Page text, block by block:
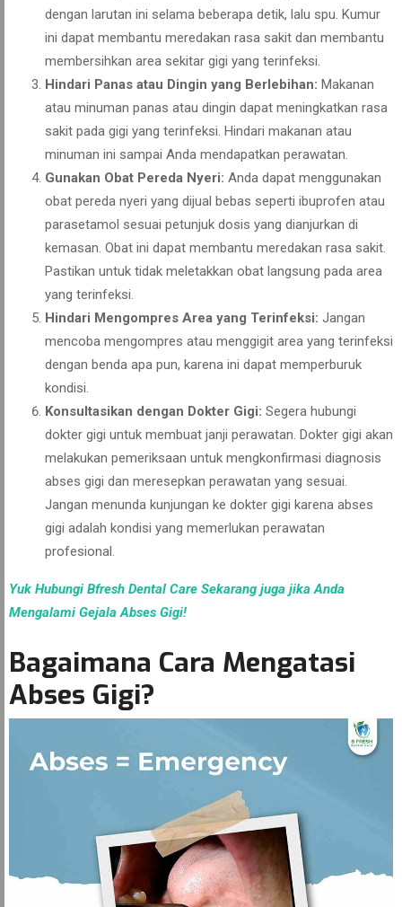
dengan larutan ini selama beberapa detik, lalu spu. Kumur
ini dapat membantu meredakan rasa sakit dan membantu
membersihkan area sekitar gigi yang terinfeksi.
Hindari Panas atau Dingin yang Berlebihan: Makanan
atau minuman panas atau dingin dapat meningkatkan rasa
sakit pada gigi yang terinfeksi. Hindari makanan atau
minuman ini sampai Anda mendapatkan perawatan.
Gunakan Obat Pereda Nyeri: Anda dapat menggunakan
obat pereda nyeri yang dijual bebas seperti ibuprofen atau
parasetamol sesuai petunjuk dosis yang dianjurkan di
kemasan. Obat ini dapat membantu meredakan rasa sakit.
Pastikan untuk tidak meletakkan obat langsung pada area
yang terinfeksi.
Hindari Mengompres Area yang Terinfeksi: Jangan
mencoba mengompres atau menggigit area yang terinfeksi
dengan benda apa pun, karena ini dapat memperburuk
kondisi.
Konsultasikan dengan Dokter Gigi: Segera hubungi
dokter gigi untuk membuat janji perawatan. Dokter gigi akan
melakukan pemeriksaan untuk mengkonfirmasi diagnosis
abses gigi dan meresepkan perawatan yang sesuai.
Jangan menunda kunjungan ke dokter gigi karena abses
gigi adalah kondisi yang memerlukan perawatan
profesional.
Yuk Hubungi Bfresh Dental Care Sekarang juga jika Anda
Mengalami Gejala Abses Gigi!
Bagaimana Cara Mengatasi
Abses Gigi?